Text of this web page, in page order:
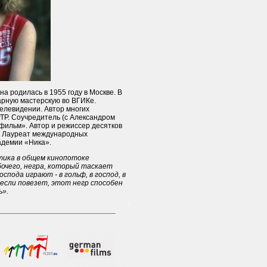
родилась в 1955 году в Москве. В
мастерскую во ВГИКе.
Автор многих
Соучредитель (с Александром
Автор и режиссер десятков
международных
«Ника».
в общем кинопотоке
негра, который таскает
играют - в гольф, в господ, в
повезет, этот негр способен